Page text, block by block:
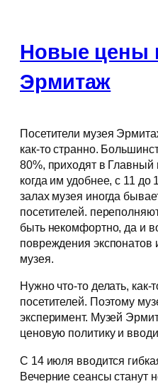
Новые цены
Эрмитаж
Посетители музея
как-то странно.
80%, приходят в
когда им удобнее, с 11 до
залах музея иногда
посетителей.
быть некомфортно, да и
повреждения экспонатов
музея.
Нужно что-то делать, как-
посетителей. Поэтому
эксперимент. Музей
ценовую политику и
С 14 июля вводится
Вечерние сеансы станут